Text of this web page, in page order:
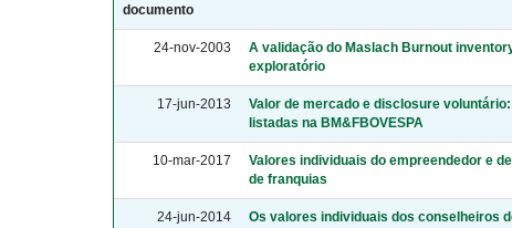
documento
24-nov-2003
A validação do Maslach Burnout
exploratório
17-jun-2013
Valor de mercado e disclosure
listadas na BM&FBOVESPA
10-mar-2017
Valores individuais do empreendedor e
de franquias
24-jun-2014 Os valores individuais dos conselheiros